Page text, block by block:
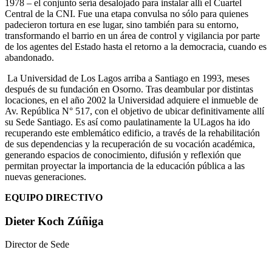
1978 – el conjunto sería desalojado para instalar allí el Cuartel
Central de la CNI. Fue una etapa convulsa no sólo para quienes
padecieron tortura en ese lugar, sino también para su entorno,
transformando el barrio en un área de control y vigilancia por parte
de los agentes del Estado hasta el retorno a la democracia, cuando es
abandonado.
La Universidad de Los Lagos arriba a Santiago en 1993, meses
después de su fundación en Osorno. Tras deambular por distintas
locaciones, en el año 2002 la Universidad adquiere el inmueble de
Av. República N° 517, con el objetivo de ubicar definitivamente allí
su Sede Santiago. Es así como paulatinamente la ULagos ha ido
recuperando este emblemático edificio, a través de la rehabilitación
de sus dependencias y la recuperación de su vocación académica,
generando espacios de conocimiento, difusión y reflexión que
permitan proyectar la importancia de la educación pública a las
nuevas generaciones.
EQUIPO DIRECTIVO
Dieter Koch Zúñiga
Director de Sede